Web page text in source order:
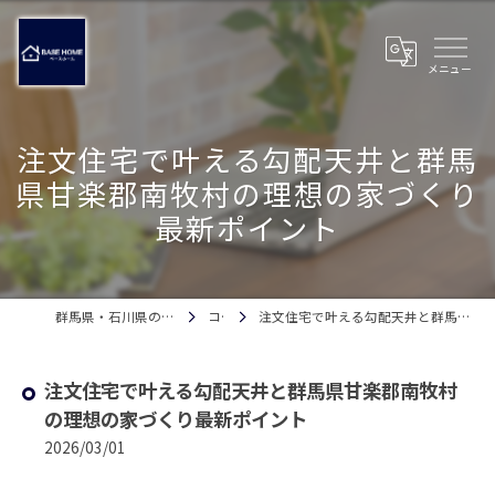
注文住宅で叶える勾配天井と群馬
県甘楽郡南牧村の理想の家づくり
最新ポイント
群馬県・石川県の注文住宅ならベースホーム コラム 注文住宅で叶える勾配天井と群馬県甘楽郡南牧村の理想の家づくり最新ポイント
注文住宅で叶える勾配天井と群馬県甘楽郡南牧村
の理想の家づくり最新ポイント
2026/03/01